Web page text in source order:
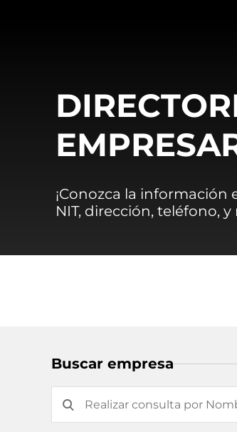
¡Conozca la
NIT, dirección, teléfono,
Buscar empresa